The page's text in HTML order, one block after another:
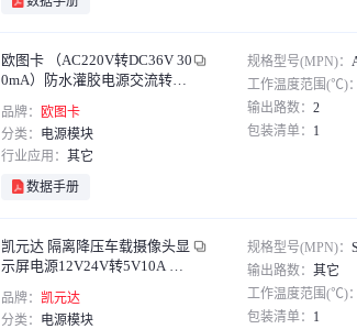
欧图卡 （AC220V转DC36V 30
0mA）防水灌胶电源交流转直
个
品牌： 欧图卡
分类： 电源模块
行业应用： 其它
数据手册
规格型号(MPN)：
工作温度范围(℃)：
输出路数： 2
包装清单： 1
凯元达 隔离降压车载摄像头显
示屏电源12V24V转5V10A 隔
品牌： 凯元达
分类： 电源模块
规格型号(MPN)：
输出路数： 其它
工作温度范围(℃)：
包装清单： 1